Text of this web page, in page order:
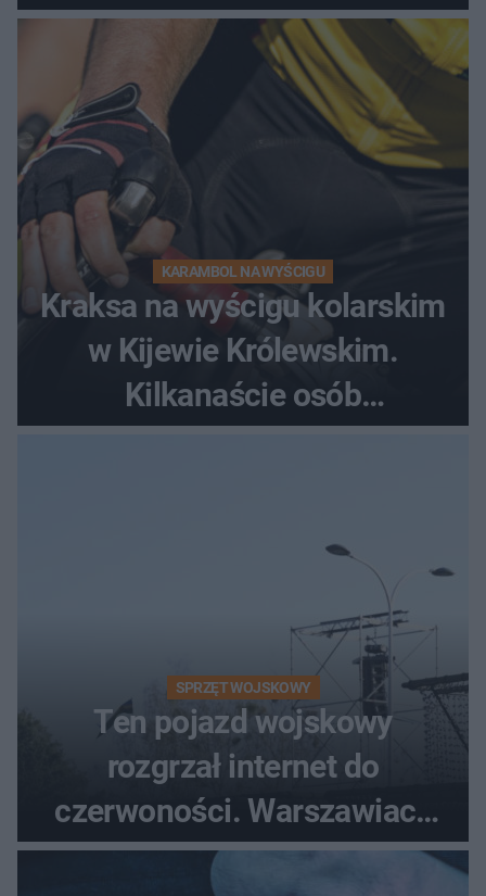
dramatycznej akcji
KARAMBOL NA WYŚCIGU
Kraksa na wyścigu kolarskim
w Kijewie Królewskim.
Kilkanaście osób
SPRZĘT WOJSKOWY
Ten pojazd wojskowy
rozgrzał internet do
czerwoności. Warszawiacy
pytali, czy to Mad Max!